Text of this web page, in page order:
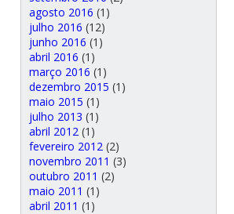
agosto 2016 (1)
julho 2016 (12)
junho 2016 (1)
abril 2016 (1)
março 2016 (1)
dezembro 2015 (1)
maio 2015 (1)
julho 2013 (1)
abril 2012 (1)
fevereiro 2012 (2)
novembro 2011 (3)
outubro 2011 (2)
maio 2011 (1)
abril 2011 (1)